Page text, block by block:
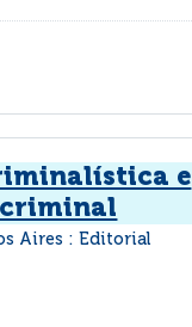
e
Aires : Editorial